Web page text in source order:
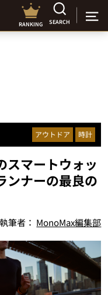
RANKING SEARCH
アウトドア 時計
スマートウォッ
ンナーの最良の
執筆者： MonoMax編集部